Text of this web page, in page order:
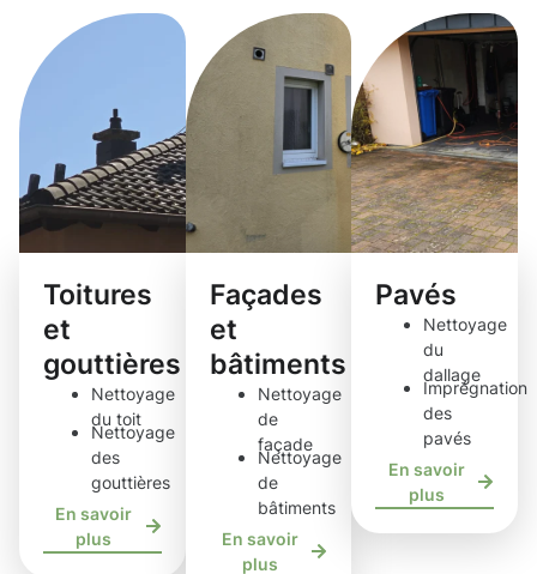
Toitures
et
gouttières
Nettoyage
du toit
Nettoyage
des
gouttières
En savoir
plus
Façades
et
bâtiments
Nettoyage
de
façade
Nettoyage
de
bâtiments
En savoir
plus
Pavés
Nettoyage
du
dallage
Imprégnation
des
pavés
En savoir
plus